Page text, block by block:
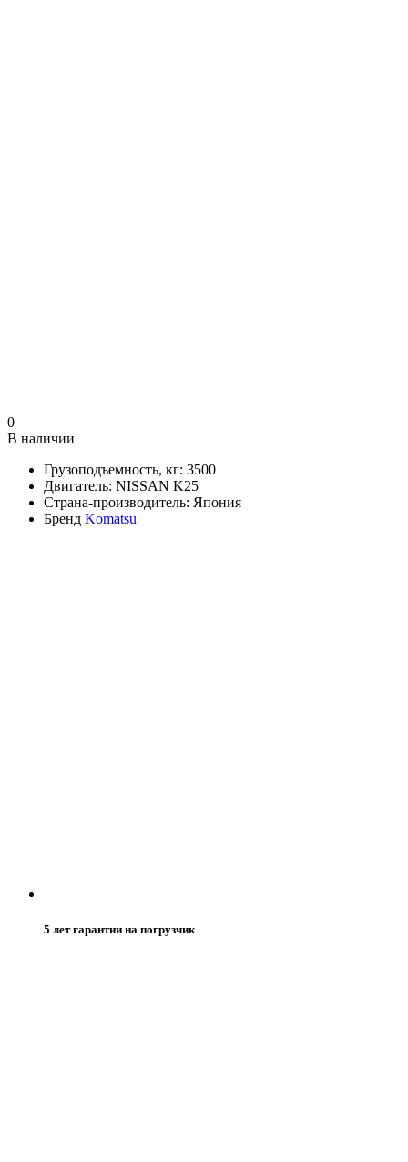
0
В наличии
Грузоподъемность, кг: 3500
Двигатель: NISSAN K25
Страна-производитель: Япония
Бренд Komatsu
5 лет гарантии на погрузчик